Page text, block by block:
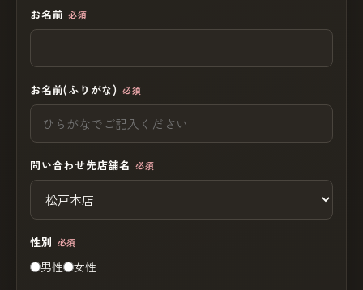
お名前 必須
お名前(ふりがな) 必須
問い合わせ先店舗名 必須
性別 必須
男性 女性